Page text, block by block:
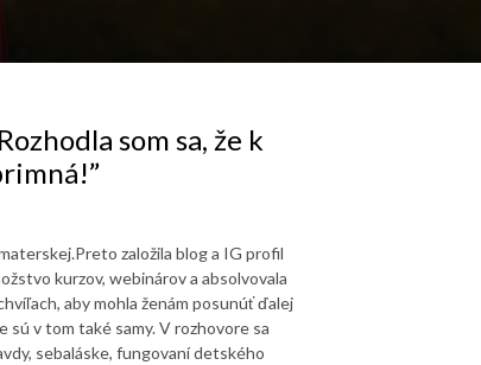
som sa, že k
založila blog a IG profil
kurzov, webinárov a absolvovala
aby mohla ženám posunúť ďalej
sú v tom také samy. V rozhovore sa
sebaláske, fungovaní detského